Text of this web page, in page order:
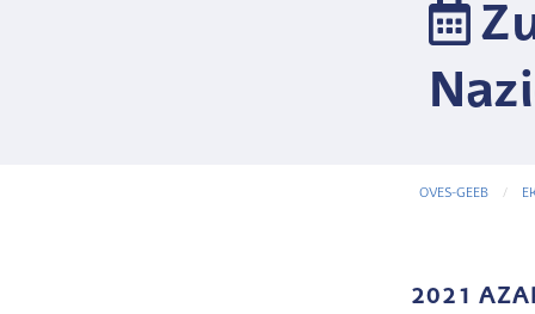
OVES-GEEB
2021